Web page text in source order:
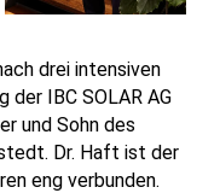
drei intensiven
der IBC SOLAR AG
und Sohn des
Dr. Haft ist der
eng verbunden.